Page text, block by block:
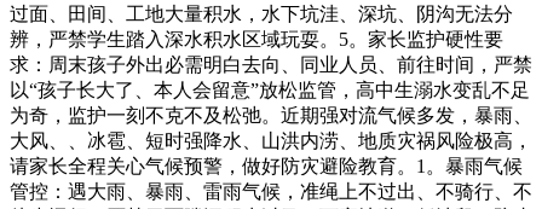
过面、田间、工地大量积水，水下坑洼、深坑、阴沟无法分
辨，严禁学生踏入深水积水区域玩耍。5。家长监护硬性要
求：周末孩子外出必需明白去向、同业人员、前往时间，严禁
以“孩子长大了、本人会留意”放松监管，高中生溺水变乱不足
为奇，监护一刻不克不及松弛。近期强对流气候多发，暴雨、
大风、、冰雹、短时强降水、山洪内涝、地质灾祸风险极高，
请家长全程关心气候预警，做好防灾避险教育。1。暴雨气候
管控：遇大雨、暴雨、雷雨气候，准绳上不过出、不骑行、不